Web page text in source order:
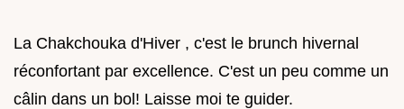
La Chakchouka d'Hiver , c'est le brunch hivernal
réconfortant par excellence. C'est un peu comme un
câlin dans un bol! Laisse moi te guider.